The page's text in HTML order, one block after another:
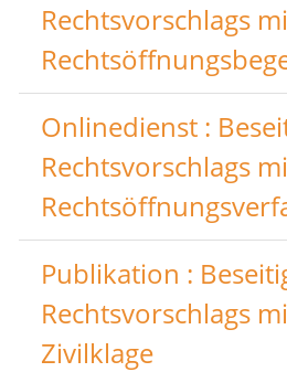
Rechtsvorschlags
Onlinedienst :
Rechtsvorschlags
Publikation :
Rechtsvorschlags
Zivilklage